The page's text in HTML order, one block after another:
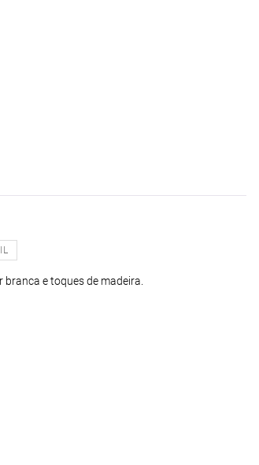
branca e toques de madeira.